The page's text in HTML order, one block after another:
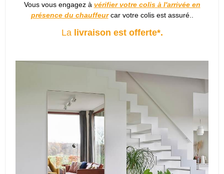
Vous vous engagez à vérifier votre colis à l'arrivée en
présence du chauffeurcar votre colis est assuré..
Lalivraison est offerte*.